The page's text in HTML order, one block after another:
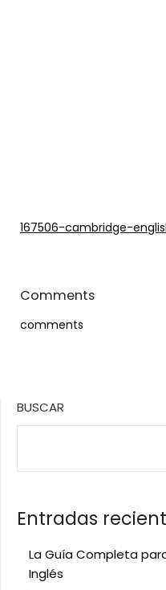
167506-cambridge-
Comments
comments
BUSCAR
Entradas
La Guía Completa
Inglés